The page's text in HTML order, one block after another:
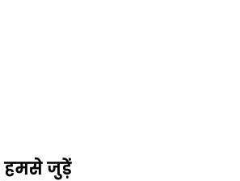
हमसे जुड़ें